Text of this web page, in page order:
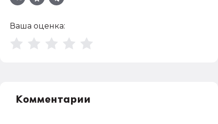
Ваша оценка:
Комментарии